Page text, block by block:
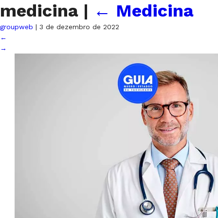
medicina | ← Medicina
groupweb | 3 de dezembro de 2022
←
→